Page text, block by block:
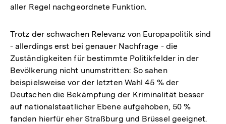
aller Regel nachgeordnete Funktion.
Trotz der schwachen Relevanz von Europapolitik sind
- allerdings erst bei genauer Nachfrage - die
Zuständigkeiten für bestimmte Politikfelder in der
Bevölkerung nicht unumstritten: So sahen
beispielsweise vor der letzten Wahl 45 % der
Deutschen die Bekämpfung der Kriminalität besser
auf nationalstaatlicher Ebene aufgehoben, 50 %
fanden hierfür eher Straßburg und Brüssel geeignet.